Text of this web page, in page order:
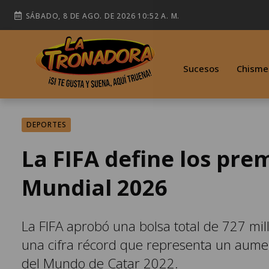
SÁBADO, 8 DE AGO. DE 2026 10:52 A. M.
Sucesos
DEPORTES
La FIFA define los
Mundial 2026
La FIFA aprobó una bolsa total de 727
una cifra récord que representa un
del Mundo de Catar 2022.